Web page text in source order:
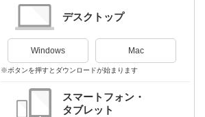
デスクトップ
Windows Mac
※ボタンを押すとダウンロードが始まります
スマートフォン・
タブレット